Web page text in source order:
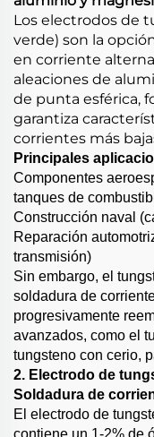
Los electrodos de
verde) son la
en corriente
aleaciones de
de punta esférica,
garantiza
corrientes más
Principales
Componentes
tanques de
Construcción naval
Reparación
transmisión)
Sin embargo, el
soldadura de
progresivamente
avanzados, como el
tungsteno con cerio,
2. Electrodo de
Soldadura de
El electrodo de